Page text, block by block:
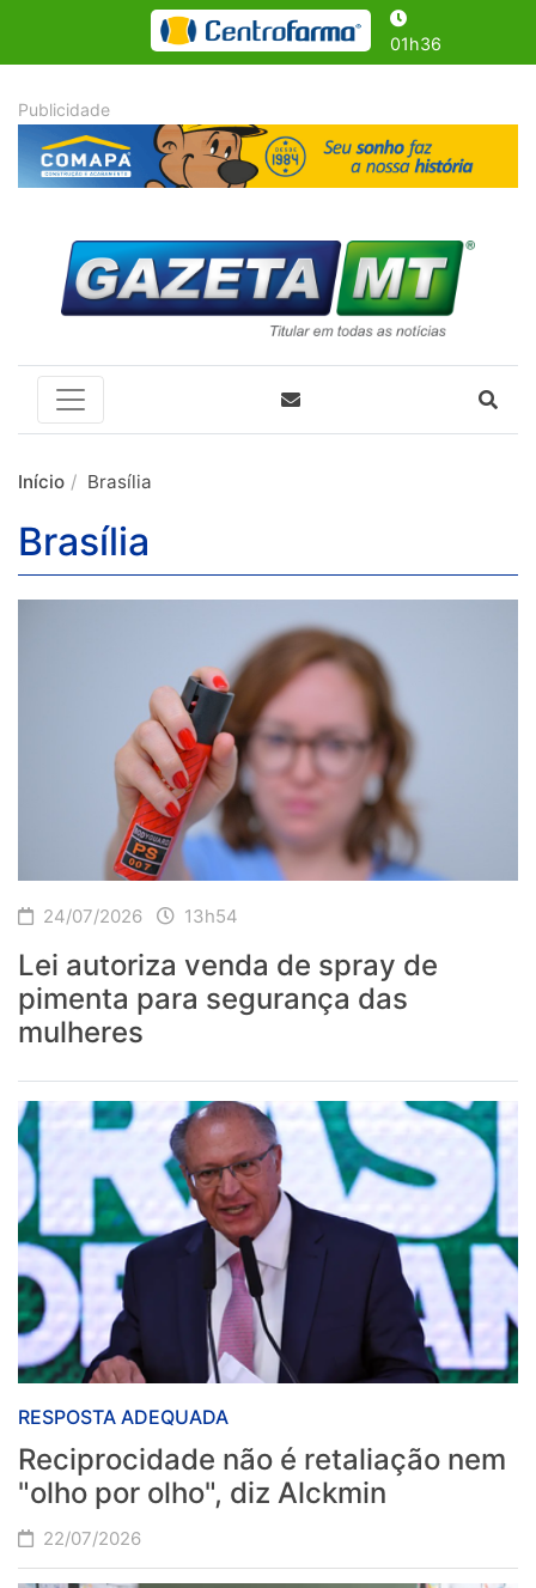
01h36
Início Brasília
Brasília
24/07/2026 13h54
Lei autoriza venda de spray de
pimenta para segurança das
mulheres
Lista de Notícias
RESPOSTA ADEQUADA
Reciprocidade não é retaliação nem
"olho por olho", diz Alckmin
22/07/2026